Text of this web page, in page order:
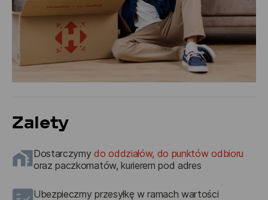
Zalety
Dostarczymydo oddziałów, do punktów odbioru
oraz paczkomatów, kurierem pod adres
Ubezpieczmy przesyłkę w ramach wartości